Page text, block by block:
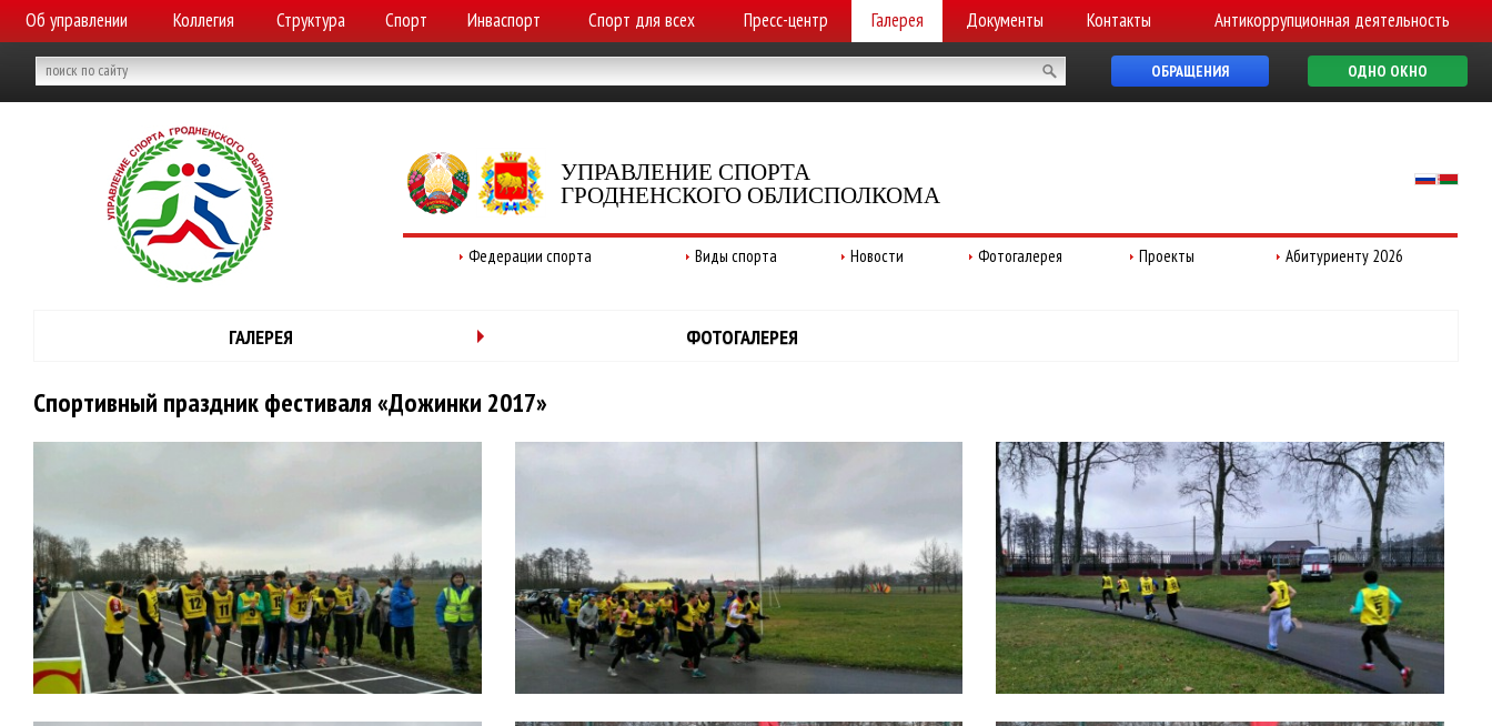
Об управлении Коллегия Структура Спорт Инваспорт Спорт для всех Пресс-центр Галерея Документы Контакты Антикоррупционная деятельность
ОБРАЩЕНИЯ ОДНО ОКНО
УПРАВЛЕНИЕ СПОРТА
ГРОДНЕНСКОГО ОБЛИСПОЛКОМА
Федерации спорта Виды спорта Новости Фотогалерея Проекты Абитуриенту 2026
ГАЛЕРЕЯ ФОТОГАЛЕРЕЯ
Спортивный праздник фестиваля «Дожинки 2017»